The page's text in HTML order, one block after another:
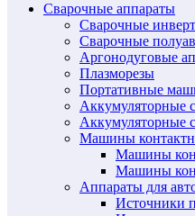
Сварочные аппараты
Сварочные
Сварочные
Аргонодуговые
Плазморезы
Портативные
Аккумуляторные
Аккумуляторные
Машины
Машины
Машины
Аппараты для
Источники